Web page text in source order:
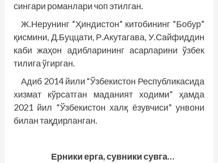
сингари романлари чоп этилган.
Ж.Нерунинг “Ҳиндистон” китобининг “Бобур”
қисмини, Д.Буццати, Р.Акутагава, У.Сайфиддин
каби жаҳон адибларининг асарларини ўзбек
тилига ўгирган.
Адиб 2014 йили “Ўзбекистон Республикасида
хизмат кўрсатган маданият ходими” ҳамда
2021 йил “Ўзбекистон халқ ёзувчиси” унвони
билан тақдирланган.
Ерники ерга, сувники сувга…